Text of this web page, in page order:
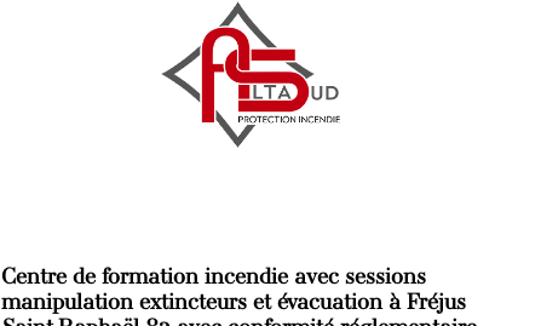
Centre de formation incendie avec sessions
manipulation extincteurs et évacuation à Fréjus